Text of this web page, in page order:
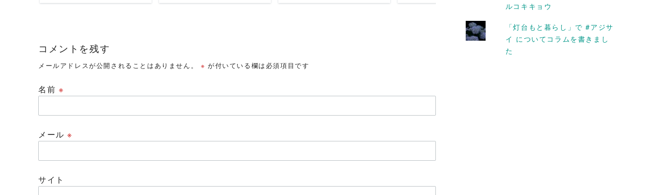
コメントを残す
メールアドレスが公開されることはありません。 ※ が付いている欄は必須項目です
名前 ※
メール※
サイト
ルコキキョウ
「灯台もと暮らし」で #アジサ
イ についてコラムを書きまし
た